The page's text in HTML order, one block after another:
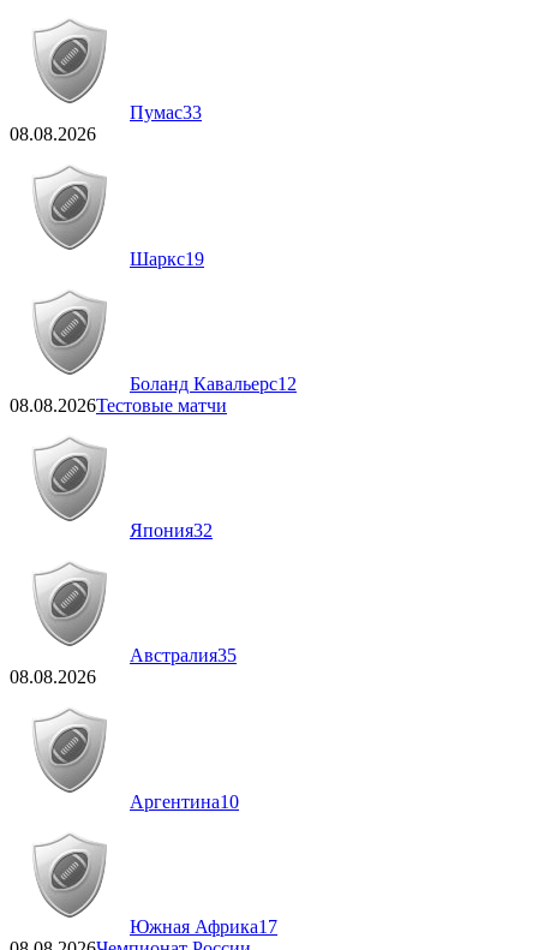
Пумас33
08.08.2026
Шаркс19
Боланд Кавальерс12
08.08.2026Тестовые матчи
Япония32
Австралия35
08.08.2026
Аргентина10
Южная Африка17